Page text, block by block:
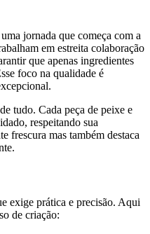
jornada que começa com a
em estreita colaboração
que apenas ingredientes
foco na qualidade é
tudo. Cada peça de peixe e
respeitando sua
frescura mas também destaca
exige prática e precisão. Aqui
de criação: